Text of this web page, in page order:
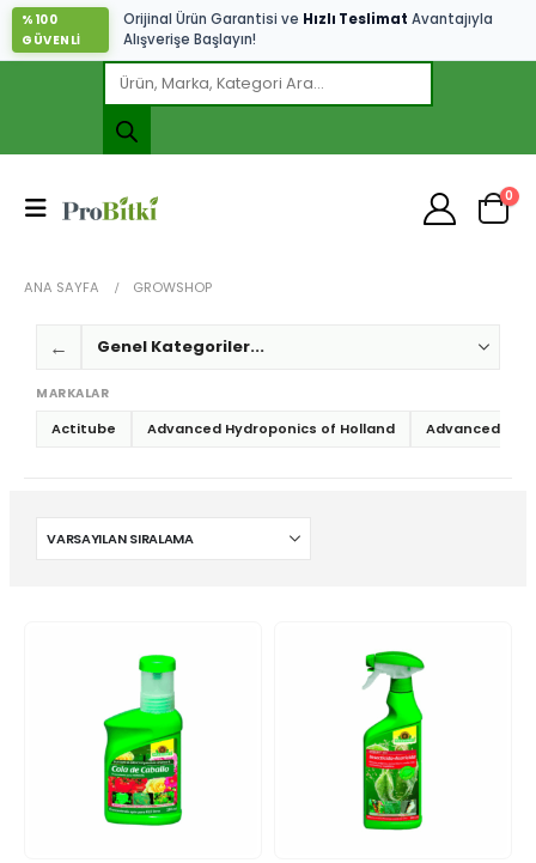
%100
GÜVENLİ
Orijinal Ürün Garantisi ve Hızlı Teslimat Avantajıyla
Alışverişe Başlayın!
0
ANA SAYFA GROWSHOP
←
MARKALAR
Actitube Advanced Hydroponics of Holland Advanced